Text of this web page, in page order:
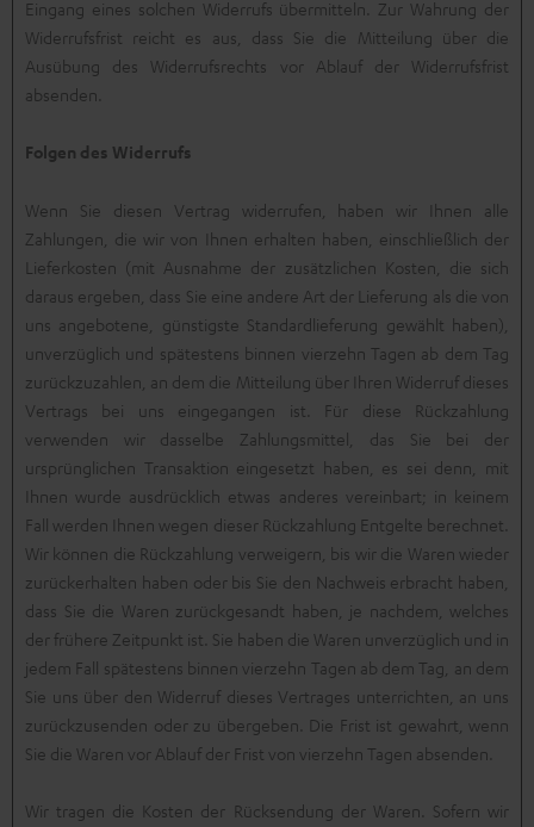
Eingang eines solchen Widerrufs übermitteln. Zur Wahrung der
Widerrufsfrist reicht es aus, dass Sie die Mitteilung über die
Ausübung des Widerrufsrechts vor Ablauf der Widerrufsfrist
absenden.
Folgen des Widerrufs
Wenn Sie diesen Vertrag widerrufen, haben wir Ihnen alle
Zahlungen, die wir von Ihnen erhalten haben, einschließlich der
Lieferkosten (mit Ausnahme der zusätzlichen Kosten, die sich
daraus ergeben, dass Sie eine andere Art der Lieferung als die von
uns angebotene, günstigste Standardlieferung gewählt haben),
unverzüglich und spätestens binnen vierzehn Tagen ab dem Tag
zurückzuzahlen, an dem die Mitteilung über Ihren Widerruf dieses
Vertrags bei uns eingegangen ist. Für diese Rückzahlung
verwenden wir dasselbe Zahlungsmittel, das Sie bei der
ursprünglichen Transaktion eingesetzt haben, es sei denn, mit
Ihnen wurde ausdrücklich etwas anderes vereinbart; in keinem
Fall werden Ihnen wegen dieser Rückzahlung Entgelte berechnet.
Wir können die Rückzahlung verweigern, bis wir die Waren wieder
zurückerhalten haben oder bis Sie den Nachweis erbracht haben,
dass Sie die Waren zurückgesandt haben, je nachdem, welches
der frühere Zeitpunkt ist. Sie haben die Waren unverzüglich und in
jedem Fall spätestens binnen vierzehn Tagen ab dem Tag, an dem
Sie uns über den Widerruf dieses Vertrages unterrichten, an uns
zurückzusenden oder zu übergeben. Die Frist ist gewahrt, wenn
Sie die Waren vor Ablauf der Frist von vierzehn Tagen absenden.
Wir tragen die Kosten der Rücksendung der Waren. Sofern wir